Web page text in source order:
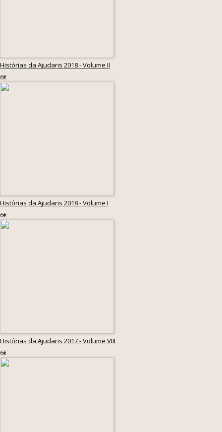
Histórias da Ajudaris 2018 - Volume II
6€
Histórias da Ajudaris 2018 - Volume I
6€
Histórias da Ajudaris 2017 - Volume VIII
6€